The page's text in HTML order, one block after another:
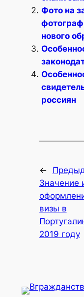
Фото на
нового
россиян
←
Значение
визы в
2019 году